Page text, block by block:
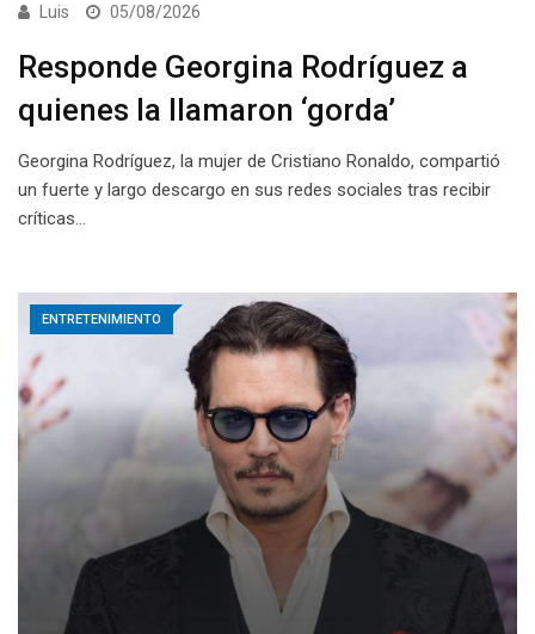
Luis 05/08/2026
Responde Georgina Rodríguez a
quienes la llamaron ‘gorda’
Georgina Rodríguez, la mujer de Cristiano Ronaldo, compartió
un fuerte y largo descargo en sus redes sociales tras recibir
críticas…
ENTRETENIMIENTO